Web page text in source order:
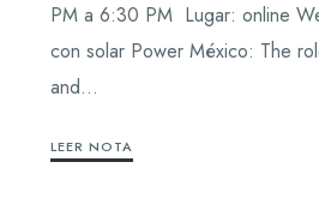
PM a 6:30 PM Lugar: online
con solar Power México: The
and…
LEER NOTA